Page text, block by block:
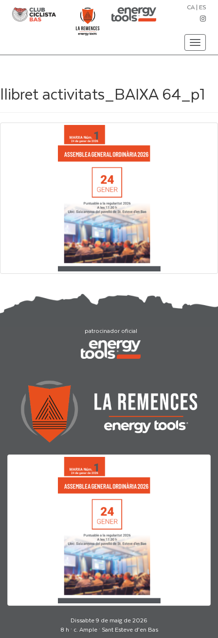
Toggle
CA | ES
llibret activitats_BAIXA 64_p1
patrocinador oficial
Dissabte 9 de maig de 2026
8 h · c. Ample · Sant Esteve d’en Bas